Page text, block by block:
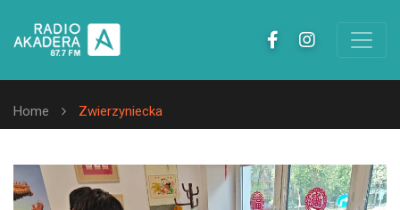
Home Zwierzyniecka